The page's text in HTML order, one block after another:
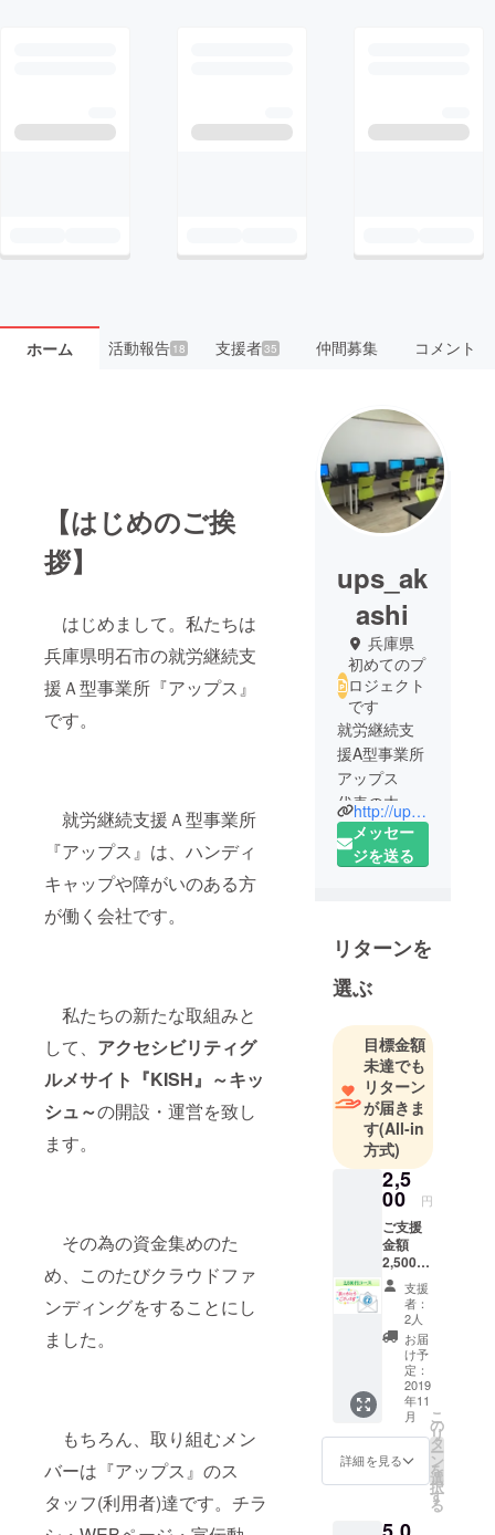
ホーム 活動報告18 支援者35 仲間募集 コメント
【はじめのご挨
拶】
はじめまして。私たちは
兵庫県明石市の就労継続支
援Ａ型事業所『アップス』
です。
就労継続支援Ａ型事業所
『アップス』は、ハンディ
キャップや障がいのある方
が働く会社です。
私たちの新たな取組みと
して、 アクセシビリティグ
ルメサイト『KISH』～キッ
シュ～の開設・運営を致し
ます。
その為の資金集めのた
め、このたびクラウドファ
ンディングをすることにし
ました。
もちろん、取り組むメン
バーは『アップス』のス
タッフ(利用者)達です。チラ
ups_ak
ashi
兵庫県
初めてのプ
ロジェクト
です
就労継続支
援A型事業所
アップス
代表の木内
健徳です。
アップスを
A型作業所に
対する制度
の締め付け
が年々厳し
くなってき
ているのに
も関わら
ず、私達は
いよいよ夢
の実現に向
けて動き出
します。
それは「障
がいのある
人をメイン
にしたグル
メサイトを
作ること。
そして、食
の楽しさを
見出し、お
http://ups-support.com/
メッセー
ジを送る
リターンを
選ぶ
目標金額
未達でも
リターン
が届きま
す(All-in
方式)
2,5
00 円
ご支援
金額
2,500円
の皆様
には 感
謝の気
持ちを
込めた
お礼の
メール
をお送
り致し
ます。
支援
者：
2人
お届
け予
定：
2019
年11
月
詳細を見る
こ
の
リ
タ
ー
ン
を
選
択
す
る